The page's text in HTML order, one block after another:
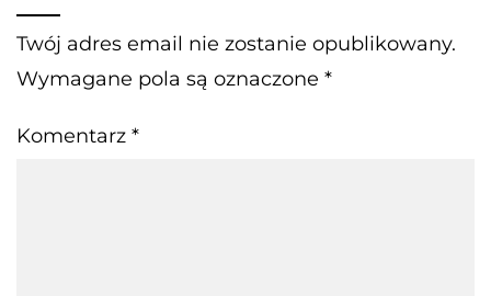
Twój adres email nie zostanie opublikowany.
Wymagane pola są oznaczone *
Komentarz *